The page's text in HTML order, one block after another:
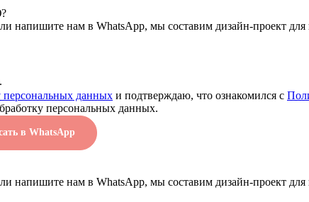
напишите нам в WhatsApp, мы составим дизайн-проект
персональных данных и подтверждаю, что ознакомился с
персональных данных.
в WhatsApp
напишите нам в WhatsApp, мы составим дизайн-проект